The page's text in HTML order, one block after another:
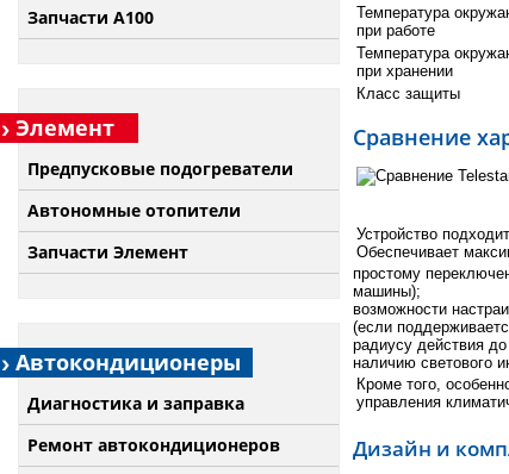
Запчасти А100
Элемент
Предпусковые подогреватели
Автономные отопители
Запчасти Элемент
Автокондиционеры
Диагностика и заправка
Ремонт автокондиционеров
Температура
при работе
Температура
при хранении
Класс защиты
Сравнение
Устройство
Обеспечивает
простому
машины);
возможности
(если
радиусу действия
наличию светового
Кроме того,
управления
Дизайн и